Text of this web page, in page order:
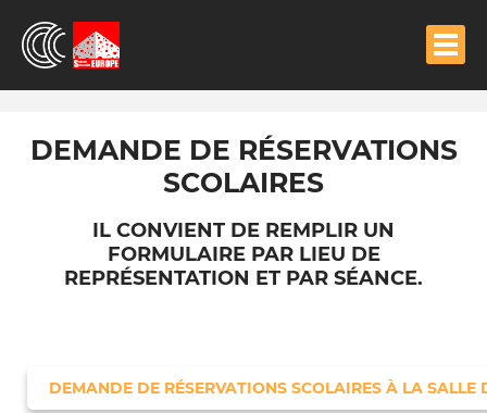
contenu
principal
DEMANDE DE RÉSERVATIONS
SCOLAIRES
IL CONVIENT DE REMPLIR UN
FORMULAIRE PAR LIEU DE
REPRÉSENTATION ET PAR SÉANCE.
DEMANDE DE RÉSERVATIONS SCOLAIRES À LA SALLE